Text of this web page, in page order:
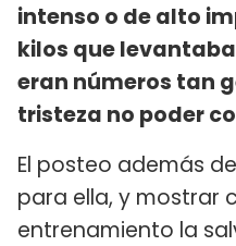
intenso o de alto
kilos que
eran números tan
tristeza no poder
El posteo además
para ella, y mostrar
entrenamiento la